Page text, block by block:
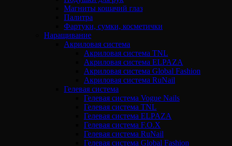
Магниты кошачий глаз
Палитра
Фартуки, сумки, косметички
Наращивание
Акриловая система
Акриловая система TNL
Акриловая система ELPAZA
Акриловая система Global Fashion
Акриловая система RuNail
Гелевая система
Гелевая система Vogue Nails
Гелевая система TNL
Гелевая система ELPAZA
Гелевая система F.O.X
Гелевая система RuNail
Гелевая система Global Fashion